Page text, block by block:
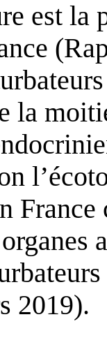
est la
la
France
2019).